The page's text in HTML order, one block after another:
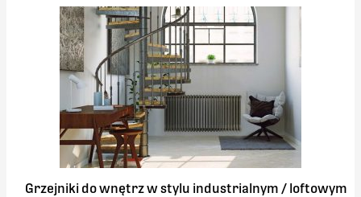
Grzejniki do wnętrz w stylu industrialnym / loftowym